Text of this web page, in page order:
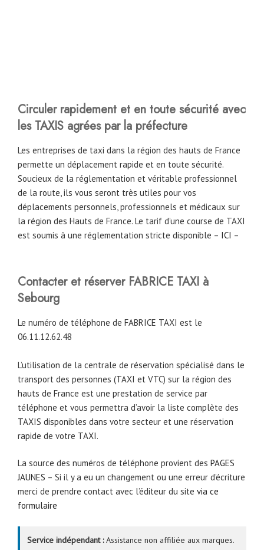
Circuler rapidement et en toute sécurité avec
les TAXIS agrées par la préfecture
Les entreprises de taxi dans la région des hauts de France
permette un déplacement rapide et en toute sécurité.
Soucieux de la réglementation et véritable professionnel
de la route, ils vous seront très utiles pour vos
déplacements personnels, professionnels et médicaux sur
la région des Hauts de France. Le tarif d’une course de TAXI
est soumis à une réglementation stricte disponible – ICI –
Contacter et réserver FABRICE TAXI à
Sebourg
Le numéro de téléphone de FABRICE TAXI est le
06.11.12.62.48
L’utilisation de la centrale de réservation spécialisé dans le
transport des personnes (TAXI et VTC) sur la région des
hauts de France est une prestation de service par
téléphone et vous permettra d’avoir la liste complète des
TAXIS disponibles dans votre secteur et une réservation
rapide de votre TAXI.
La source des numéros de téléphone provient des PAGES
JAUNES – Si il y a eu un changement ou une erreur d’écriture
merci de prendre contact avec l’éditeur du site via ce
formulaire
Service indépendant :Assistance non affiliée aux marques.